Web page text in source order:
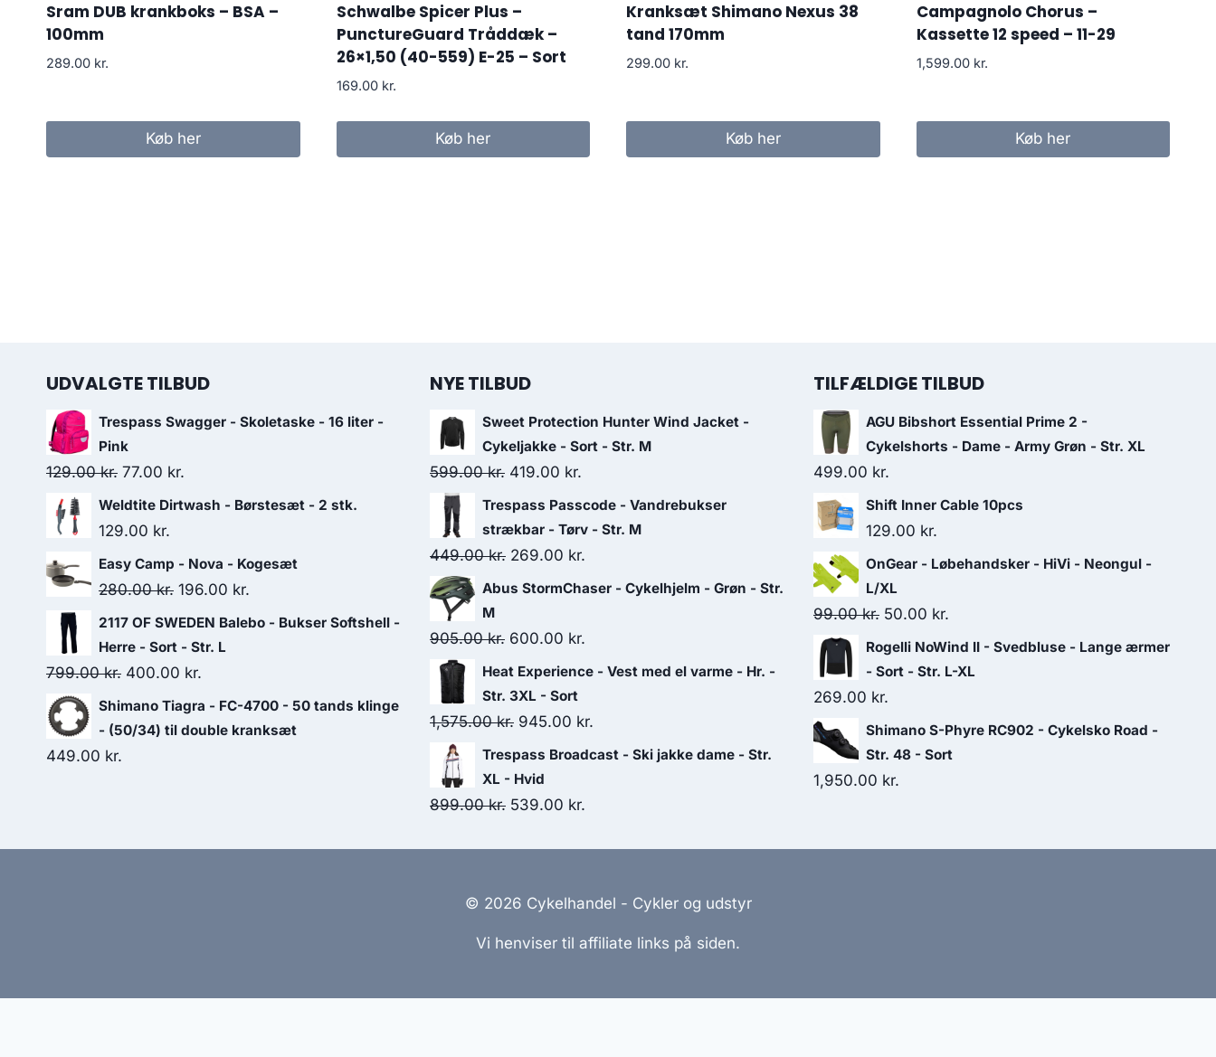
Sram DUB krankboks – BSA –
100mm
289.00 kr.
Køb her
Schwalbe Spicer Plus –
PunctureGuard Tråddæk –
26×1,50 (40-559) E-25 – Sort
169.00 kr.
Køb her
Kranksæt Shimano Nexus 38
tand 170mm
299.00 kr.
Køb her
Campagnolo Chorus –
Kassette 12 speed – 11-29
1,599.00 kr.
Køb her
UDVALGTE TILBUD
Trespass Swagger - Skoletaske - 16 liter -
Pink
129.00kr. Original
price
was:
77.00 kr.
price
Weldtite Dirtwash - Børstesæt - 2 stk.
129.00 kr.
Easy Camp - Nova - Kogesæt
280.00kr. Original
price
was:
280.00 kr..
196.00 kr.
price
2117 OF SWEDEN Balebo - Bukser Softshell -
Herre - Sort - Str. L
799.00kr. Original
price
was:
400.00 kr.
price
is:
Shimano Tiagra - FC-4700 - 50 tands klinge
- (50/34) til double kranksæt
449.00 kr.
NYE TILBUD
Sweet Protection Hunter Wind Jacket -
Cykeljakke - Sort - Str. M
599.00kr. Original
price
was:
599.00 kr..
419.00 kr.
price
is:
419.00 kr..
Trespass Passcode - Vandrebukser
strækbar - Tørv - Str. M
449.00kr. Original
price
449.00 kr..
269.00 kr.
price
Abus StormChaser - Cykelhjelm - Grøn - Str.
M
905.00kr. Original
price
was:
905.00 kr..
600.00 kr.
price
600.00 kr..
Heat Experience - Vest med el varme - Hr. -
Str. 3XL - Sort
1,575.00kr. Original
price
was:
1,575.00 kr..
945.00 kr.
price
Trespass Broadcast - Ski jakke dame - Str.
XL - Hvid
899.00kr. Original
539.00 kr.
TILFÆLDIGE TILBUD
AGU Bibshort Essential Prime 2 -
Cykelshorts - Dame - Army Grøn - Str. XL
499.00 kr.
Shift Inner Cable 10pcs
129.00 kr.
OnGear - Løbehandsker - HiVi - Neongul -
L/XL
99.00kr. Original
price
was:
99.00 kr..
50.00 kr.
price
is:
Rogelli NoWind II - Svedbluse - Lange ærmer
- Sort - Str. L-XL
269.00 kr.
Shimano S-Phyre RC902 - Cykelsko Road -
Str. 48 - Sort
1,950.00 kr.
© 2026 Cykelhandel - Cykler og udstyr
Vi henviser til affiliate links på siden.